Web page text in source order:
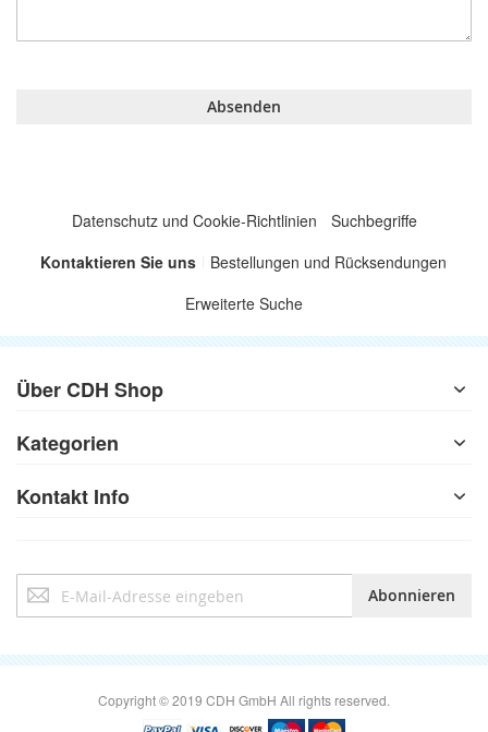
Absenden
Datenschutz und Cookie-Richtlinien
Suchbegriffe
Kontaktieren Sie uns
Bestellungen und Rücksendungen
Erweiterte Suche
Über CDH Shop
Kategorien
Kontakt Info
zum
Abonnieren
Copyright © 2019 CDH GmbH All rights reserved.